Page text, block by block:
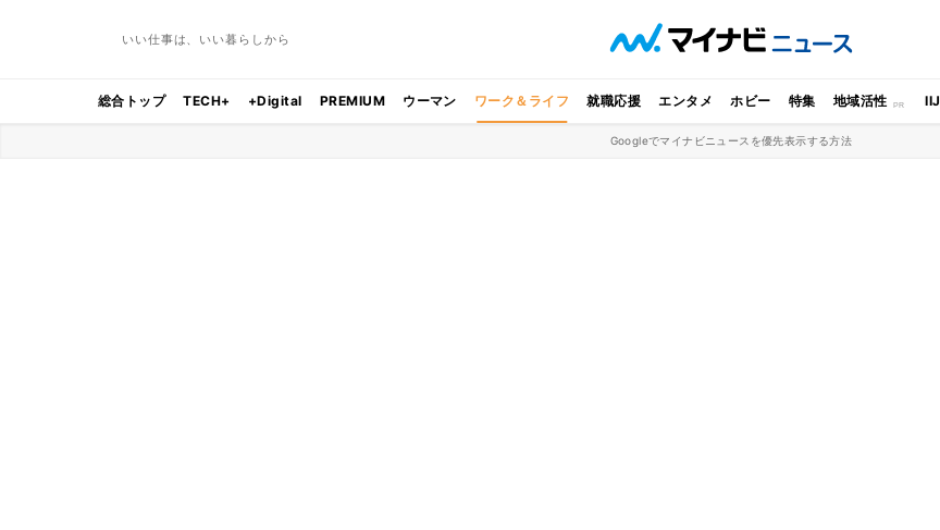
いい仕事は、いい暮らしから
総合トップ TECH+ +Digital PREMIUM ウーマン ワーク＆ライフ 就職応援 エンタメ ホビー 特集 地域活性 IIJ
Googleでマイナビニュースを優先表示する方法